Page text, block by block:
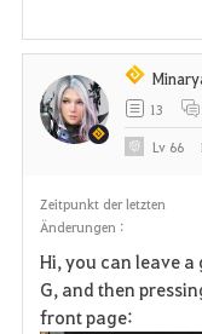
Zeitpunkt der letzten
Änderungen :
Hi, you can leave
G, and then
front page:
13
Lv 66